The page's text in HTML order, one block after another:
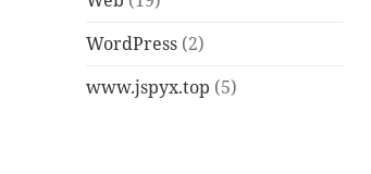
WordPress (2)
www.jspyx.top (5)